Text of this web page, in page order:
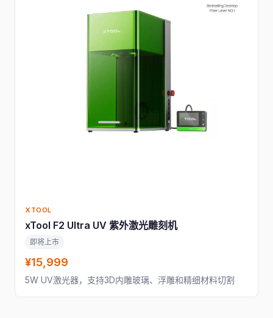
XTOOL
xTool F2 Ultra UV 紫外激光雕刻机
即将上市
¥15,999
5W UV激光器，支持3D内雕玻璃、浮雕和精细材料切割